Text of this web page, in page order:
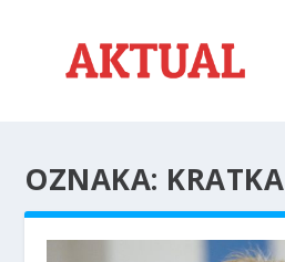
OZNAKA: KRATKA